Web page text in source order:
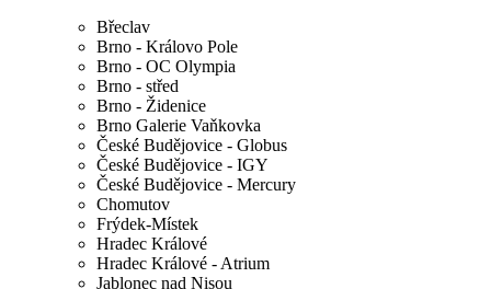
Břeclav
Brno - Královo Pole
Brno - OC Olympia
Brno - střed
Brno - Židenice
Brno Galerie Vaňkovka
České Budějovice - Globus
České Budějovice - IGY
České Budějovice - Mercury
Chomutov
Frýdek-Místek
Hradec Králové
Hradec Králové - Atrium
Jablonec nad Nisou